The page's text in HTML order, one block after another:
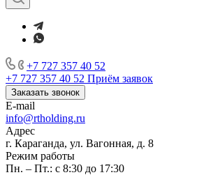
+7 727 357 40 52
+7 727 357 40 52 Приём заявок
Заказать звонок
E-mail
info@rtholding.ru
Адрес
г. Караганда, ул. Вагонная, д. 8
Режим работы
Пн. – Пт.: с 8:30 до 17:30